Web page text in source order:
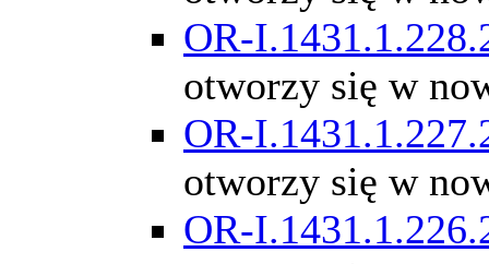
OR-
otworzy się w
OR-
otworzy się w
OR-